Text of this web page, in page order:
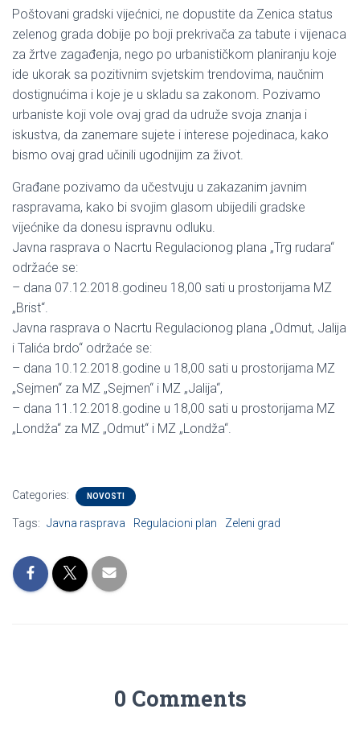
Poštovani gradski vijećnici, ne dopustite da Zenica status
zelenog grada dobije po boji prekrivača za tabute i vijenaca
za žrtve zagađenja, nego po urbanističkom planiranju koje
ide ukorak sa pozitivnim svjetskim trendovima, naučnim
dostignućima i koje je u skladu sa zakonom. Pozivamo
urbaniste koji vole ovaj grad da udruže svoja znanja i
iskustva, da zanemare sujete i interese pojedinaca, kako
bismo ovaj grad učinili ugodnijim za život.
Građane pozivamo da učestvuju u zakazanim javnim
raspravama, kako bi svojim glasom ubijedili gradske
vijećnike da donesu ispravnu odluku.
Javna rasprava o Nacrtu Regulacionog plana „Trg rudara“
održaće se:
– dana 07.12.2018.godineu 18,00 sati u prostorijama MZ
„Brist“.
Javna rasprava o Nacrtu Regulacionog plana „Odmut, Jalija
i Talića brdo“ održaće se:
– dana 10.12.2018.godine u 18,00 sati u prostorijama MZ
„Sejmen“ za MZ „Sejmen“ i MZ „Jalija“,
– dana 11.12.2018.godine u 18,00 sati u prostorijama MZ
„Londža“ za MZ „Odmut“ i MZ „Londža“.
Categories: NOVOSTI
Tags: Javna rasprava Regulacioni plan Zeleni grad
0 Comments